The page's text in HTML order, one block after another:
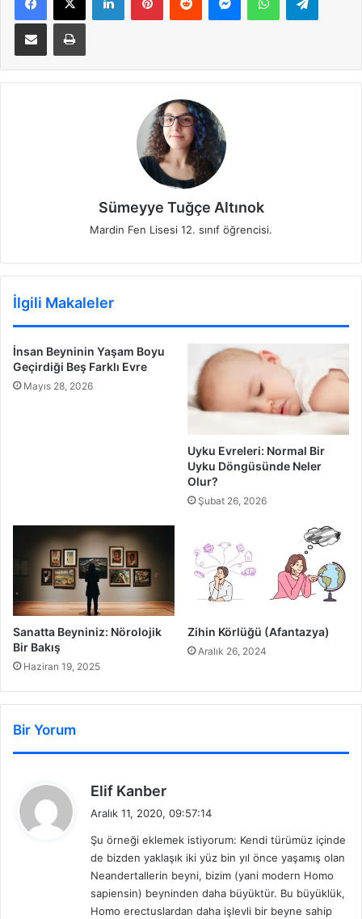
E-Posta ile paylaş Yazdır
Sümeyye Tuğçe Altınok
Mardin Fen Lisesi 12. sınıf öğrencisi.
İlgili Makaleler
İnsan Beyninin Yaşam Boyu
Geçirdiği Beş Farklı Evre
Mayıs 28, 2026
Uyku Evreleri: Normal Bir
Uyku Döngüsünde Neler
Olur?
Şubat 26, 2026
Sanatta Beyniniz: Nörolojik
Bir Bakış
Haziran 19, 2025
Zihin Körlüğü (Afantazya)
Aralık 26, 2024
Bir Yorum
Elif Kanber
e
i
k
i
:
Aralık 11, 2020, 09:57:14
Şu örneği eklemek istiyorum: Kendi türümüz içinde
de bizden yaklaşık iki yüz bin yıl önce yaşamış olan
Neandertallerin beyni, bizim (yani modern Homo
sapiensin) beyninden daha büyüktür. Bu büyüklük,
Homo erectuslardan daha işlevli bir beyne sahip